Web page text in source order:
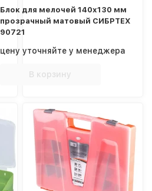
Блок для мелочей 140x130 мм
прозрачный матовый СИБРТЕХ
90721
цену уточняйте у менеджера
В корзину